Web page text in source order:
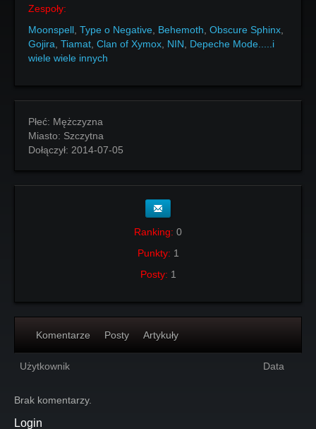
Login
Zespoły:
Moonspell Type o Negative Behemoth Obscure Sphinx
Gojira Tiamat Clan of Xymox NIN
Depeche Mode.....i
wiele wiele innych
Płeć: Mężczyzna
Miasto: Szczytna
Dołączył: 2014-07-05
Ranking: 0
Punkty: 1
Posty: 1
Komentarze Posty Artykuły
Użytkownik Data
Brak komentarzy.
Login